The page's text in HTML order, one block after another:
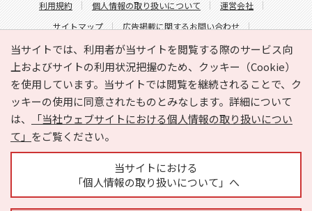
当サイトでは、利用者が当サイトを閲覧する際のサービス向
上およびサイトの利用状況把握のため、クッキー（Cookie）
を使用しています。当サイトでは閲覧を継続されることで、ク
ッキーの使用に同意されたものとみなします。詳細について
は、
「当社ウェブサイトにおける個人情報の取り扱いについ
て」 をご覧ください。
当サイトにおける
「個人情報の取り扱いについて」へ
利用規約
個人情報の取り扱いについて
運営会社
サイトマップ
広告掲載に関するお問い合わせ
サイトの内容に関するお問い合わせ
Copyright © HYOJITO.Co.,Ltd. All Rights Reserved.